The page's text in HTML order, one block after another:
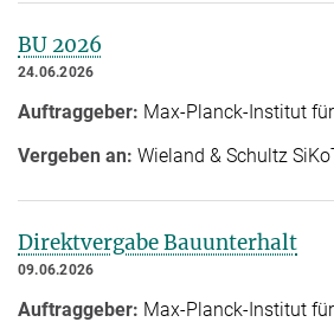
BU 2026
24.06.2026
Auftraggeber: Max-Planck-Institut
Vergeben an: Wieland & Schultz
Direktvergabe Bauunterhalt
09.06.2026
Auftraggeber: Max-Planck-Institut